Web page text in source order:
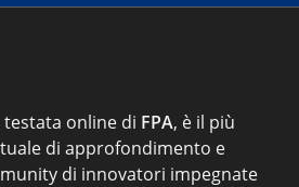
testata online di FPA, è il più
di approfondimento e
di innovatori impegnate